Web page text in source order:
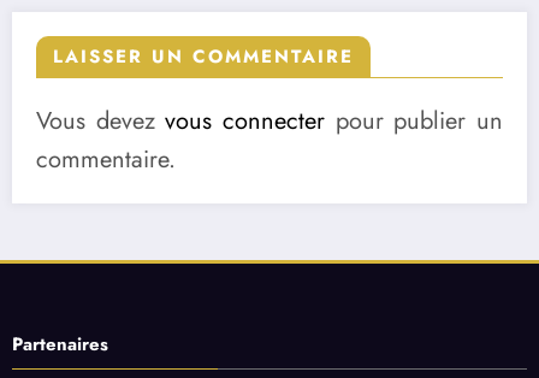
LAISSER UN COMMENTAIRE
Vous devezvous connecter pour publier un
commentaire.
Partenaires